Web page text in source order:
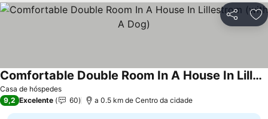
Partilhar
Casa de hóspedes
Comfortable Double Room In A House In Lillestrom (with A Dog)
9,2 Excelente 60 a 0.5 km de Centro da cidade